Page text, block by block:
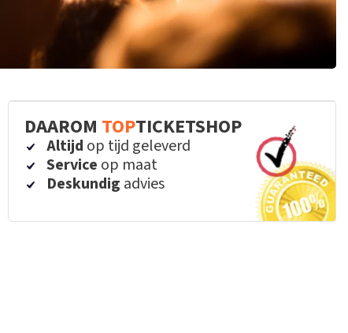
DAAROM TOPTICKETSHOP
Altijd op tijd geleverd
Service op maat
Deskundig advies